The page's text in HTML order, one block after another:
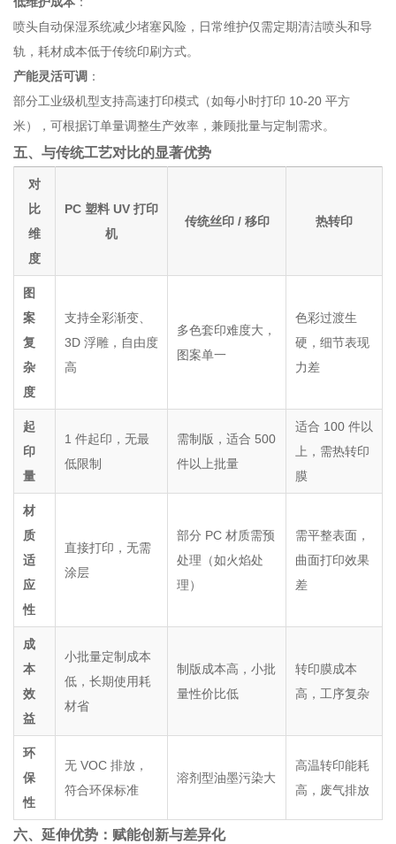
喷头自动保湿系统减少堵塞风险，日常维护仅需定期清洁喷头和导
轨，耗材成本低于传统印刷方式。
产能灵活可调 ：
部分工业级机型支持高速打印模式（如每小时打印 10-20 平方
米），可根据订单量调整生产效率，兼顾批量与定制需求。
五、与传统工艺对比的显著优势
对
比
维
度
PC 塑料 UV 打印
机
传统丝印 / 移印 热转印
图
案
复
杂
度
支持全彩渐变、
3D 浮雕，自由度
高
多色套印难度大，
图案单一
色彩过渡生
硬，细节表现
力差
起
印
量
1 件起印，无最
低限制
需制版，适合 500
件以上批量
适合 100 件以
上，需热转印
膜
材
质
适
应
性
直接打印，无需
涂层
部分 PC 材质需预
处理（如火焰处
理）
需平整表面，
曲面打印效果
差
成
本
效
益
小批量定制成本
低，长期使用耗
材省
制版成本高，小批
量性价比低
转印膜成本
高，工序复杂
环
保
性
无 VOC 排放，
符合环保标准
溶剂型油墨污染大
高温转印能耗
高，废气排放
六、延伸优势：赋能创新与差异化